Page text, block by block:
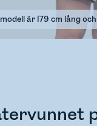
är 179 cm lång